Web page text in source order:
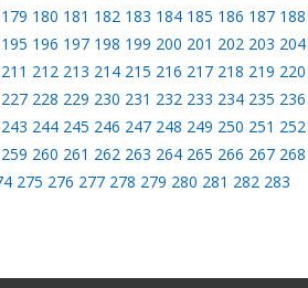
179 180 181 182 183 184 185 186 187 188
195 196 197 198 199 200 201 202 203 204
211 212 213 214 215 216 217 218 219 220
227 228 229 230 231 232 233 234 235 236
243 244 245 246 247 248 249 250 251 252
259 260 261 262 263 264 265 266 267 268
275 276 277 278 279 280 281 282 283